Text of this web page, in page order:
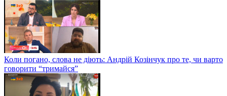
Коли погано, слова не діють: Андрій Козінчук про те, чи варто
говорити “тримайся”